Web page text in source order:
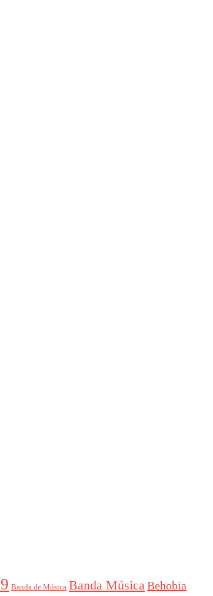
Banda de Música Banda MúsicaBehobia